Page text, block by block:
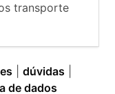
transporte
dúvidas
de dados